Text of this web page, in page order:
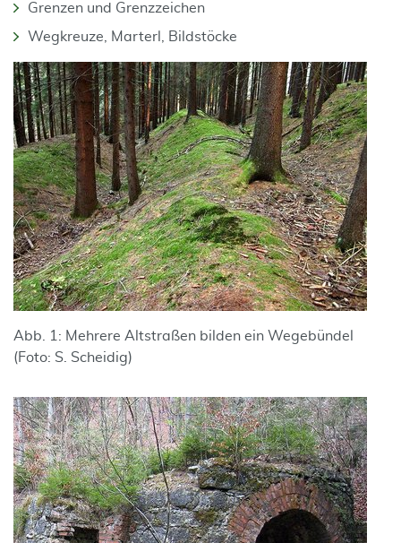
Grenzen und Grenzzeichen
Wegkreuze, Marterl, Bildstöcke
Abb. 1: Mehrere Altstraßen bilden ein Wegebündel
(Foto: S. Scheidig)